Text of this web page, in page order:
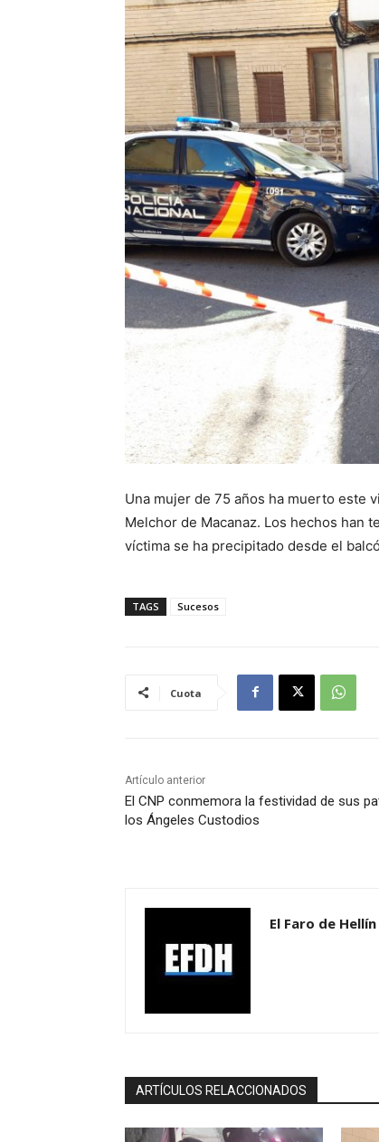
Una mujer de 75 años ha muerto este
Melchor de Macanaz. Los hechos han
víctima se ha precipitado desde el
TAGS Sucesos
Cuota
Artículo anterior
El CNP conmemora la festividad de sus
los Ángeles Custodios
El Faro de Hellín
ARTÍCULOS RELACCIONADOS